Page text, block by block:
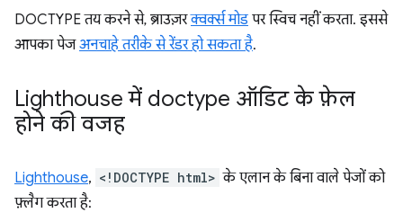
DOCTYPE तय करने से, ब्राउज़रक्वर्क्स मोड पर स्विच नहीं करता. इससे
आपका पेजअनचाहे तरीके से रेंडर हो सकता है.
Lighthouse में doctype ऑडिट के फ़ेल
होने की वजह
Lighthouse, <!DOCTYPE html> के एलान के बिना वाले पेजों को
फ़्लैग करता है: